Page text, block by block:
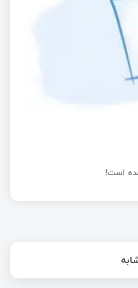
و ترانسیورهای
دره سیلیکون چین (
است!